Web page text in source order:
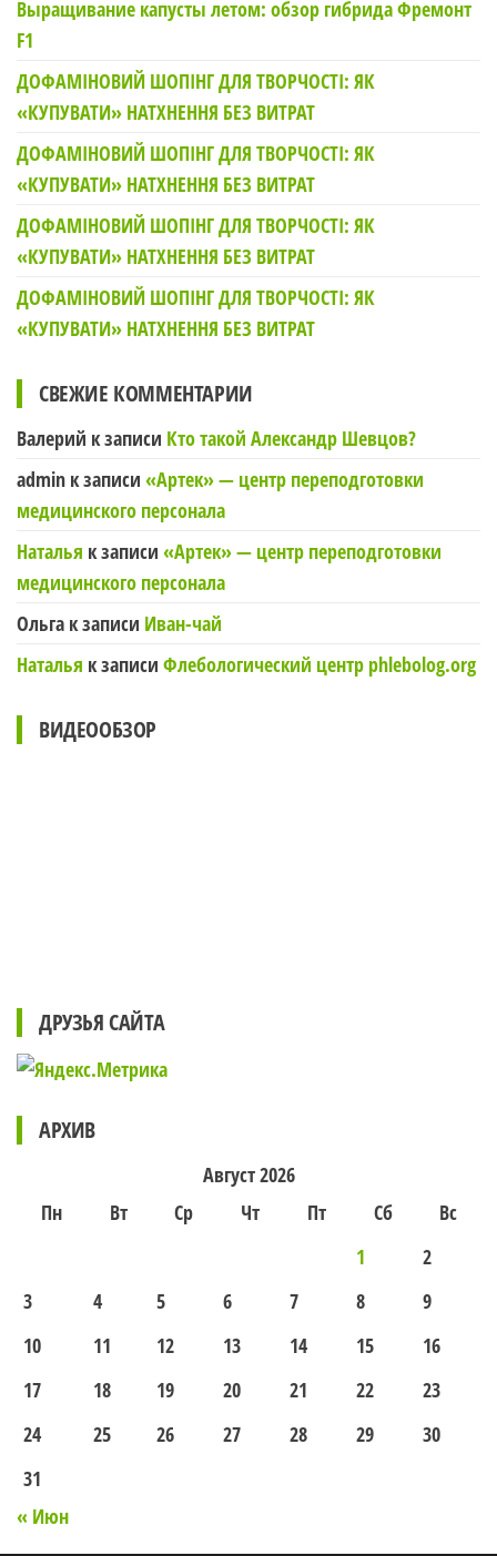
Выращивание капусты летом: обзор гибрида Фремонт
F1
ДОФАМІНОВИЙ ШОПІНГ ДЛЯ ТВОРЧОСТІ: ЯК
«КУПУВАТИ» НАТХНЕННЯ БЕЗ ВИТРАТ
ДОФАМІНОВИЙ ШОПІНГ ДЛЯ ТВОРЧОСТІ: ЯК
«КУПУВАТИ» НАТХНЕННЯ БЕЗ ВИТРАТ
ДОФАМІНОВИЙ ШОПІНГ ДЛЯ ТВОРЧОСТІ: ЯК
«КУПУВАТИ» НАТХНЕННЯ БЕЗ ВИТРАТ
ДОФАМІНОВИЙ ШОПІНГ ДЛЯ ТВОРЧОСТІ: ЯК
«КУПУВАТИ» НАТХНЕННЯ БЕЗ ВИТРАТ
СВЕЖИЕ КОММЕНТАРИИ
Валерий к записи Кто такой Александр Шевцов?
admin к записи «Артек» — центр переподготовки
медицинского персонала
Наталья к записи «Артек» — центр переподготовки
медицинского персонала
Ольга к записи Иван-чай
Наталья к записи Флебологический центр phlebolog.org
ВИДЕООБЗОР
ДРУЗЬЯ САЙТА
АРХИВ
Август 2026
Пн
Вт Ср Чт Пт Сб
Вс
1
2
3
4 5 6 7 8
9
10
11 12 13 14 15
16
17
18 19 20 21 22
23
24
25 26 27 28 29
30
31
« Июн